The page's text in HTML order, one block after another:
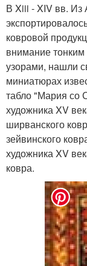
В Xiii - XIV вв. Из
ковровой
внимание
узорами, нашли
миниатюрах
табло "Мария со
художника XV
ширванского
зейвинского
художника XV
ковра.